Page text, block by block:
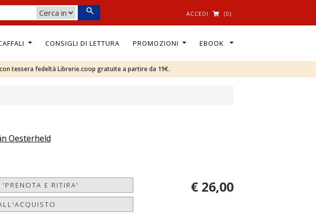
ACCEDI (0)
CONSIGLI DI LETTURA PROMOZIONI EBOOK
tessera fedeltà Librerie.coop gratuite a partire da 19€.
Oesterheld
E RITIRA' € 26,00